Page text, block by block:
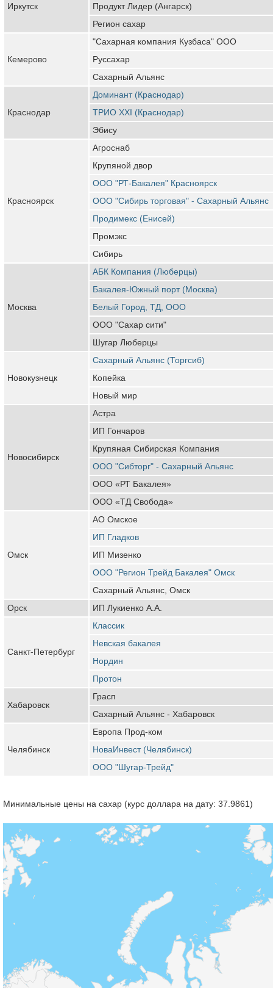
Иркутск
Продукт Лидер (Ангарск)
Регион сахар
Кемерово
"Сахарная компания Кузбаса" ООО
Руссахар
Сахарный Альянс
Краснодар
Доминант (Краснодар)
ТРИО XXI (Краснодар)
Эбису
Красноярск
Агроснаб
Крупяной двор
ООО "РТ-Бакалея" Красноярск
ООО "Сибирь торговая" - Сахарный Альянс
Продимекс (Енисей)
Промэкс
Сибирь
Москва
АБК Компания (Люберцы)
Бакалея-Южный порт (Москва)
Белый Город, ТД, ООО
ООО "Сахар сити"
Шугар Люберцы
Новокузнецк
Сахарный Альянс (Торгсиб)
Копейка
Новый мир
Новосибирск
Астра
ИП Гончаров
Крупяная Сибирская Компания
ООО "Сибторг" - Сахарный Альянс
ООО «РТ Бакалея»
ООО «ТД Свобода»
Омск
АО Омское
ИП Гладков
ИП Мизенко
ООО "Регион Трейд Бакалея" Омск
Сахарный Альянс, Омск
Орск
ИП Лукиенко А.А.
Санкт-Петербург
Классик
Невская бакалея
Нордин
Протон
Хабаровск
Грасп
Сахарный Альянс - Хабаровск
Челябинск
Европа Прод-ком
НоваИнвест (Челябинск)
ООО "Шугар-Трейд"
Минимальные цены на сахар (курс доллара на дату: 37.9861)